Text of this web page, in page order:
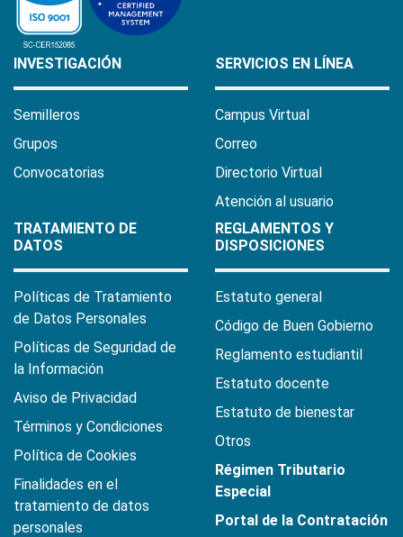
INVESTIGACIÓN
Semilleros
Grupos
Convocatorias
SERVICIOS EN LÍNEA
Campus Virtual
Correo
Directorio Virtual
Atención al usuario
TRATAMIENTO DE
DATOS
Políticas de Tratamiento
de Datos Personales
Políticas de Seguridad de
la Información
Aviso de Privacidad
Términos y Condiciones
Política de Cookies
Finalidades en el
tratamiento de datos
personales
REGLAMENTOS Y
DISPOSICIONES
Estatuto general
Código de Buen Gobierno
Reglamento estudiantil
Estatuto docente
Estatuto de bienestar
Otros
Régimen Tributario
Especial
Portal de la Contratación